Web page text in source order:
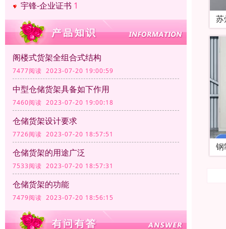
宇锋-企业证书 1
阁楼式货架全组合式结构
7477阅读 2023-07-20 19:00:59
中型仓储货架具备如下作用
7460阅读 2023-07-20 19:00:18
仓储货架设计要求
7726阅读 2023-07-20 18:57:51
仓储货架的用途广泛
7533阅读 2023-07-20 18:57:31
仓储货架的功能
7479阅读 2023-07-20 18:56:15
苏
钢